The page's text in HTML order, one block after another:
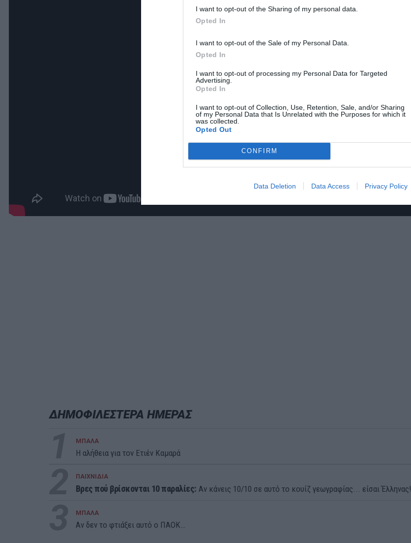
I want to opt-out of the Sharing of my personal data.
Opted In
I want to opt-out of the Sale of my Personal Data.
Opted In
I want to opt-out of processing my Personal Data for Targeted
Advertising.
Opted In
I want to opt-out of Collection, Use, Retention, Sale, and/or Sharing
of my Personal Data that Is Unrelated with the Purposes for which it
was collected.
Opted Out
CONFIRM
Data Deletion Data Access Privacy Policy
ΔΗΜΟΦΙΛΕΣΤΕΡΑ ΗΜΕΡΑΣ
ΜΠΑΛΑ
Η αλήθεια για τον Ετιέν Καμαρά
ΠΑΙΧΝΙΔΙΑ
Βρες πού βρίσκονται 10 παραλίες: Αν κάνεις 10/10 σε αυτό το κουίζ γεωγραφίας... είσαι Έλληνας!
ΜΠΑΛΑ
Αν δεν το φτιάξει αυτό ο ΠΑΟΚ…